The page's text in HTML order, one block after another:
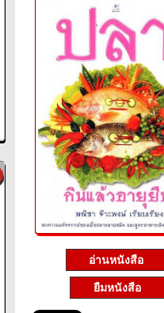
อ่านหนังสือ
ยืมหนังสือ